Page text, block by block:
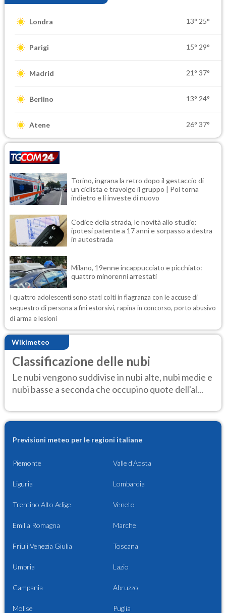
Londra 13° 25°
Parigi 15° 29°
Madrid 21° 37°
Berlino 13° 24°
Atene 26° 37°
Torino, ingrana la retro dopo il gestaccio di
un ciclista e travolge il gruppo | Poi torna
indietro e li investe di nuovo
Codice della strada, le novità allo studio:
ipotesi patente a 17 anni e sorpasso a destra
in autostrada
Milano, 19enne incappucciato e picchiato:
quattro minorenni arrestati
I quattro adolescenti sono stati colti in flagranza con le accuse di
sequestro di persona a fini estorsivi, rapina in concorso, porto abusivo
di arma e lesioni
Wikimeteo
Classificazione delle nubi
Le nubi vengono suddivise in nubi alte, nubi medie e
nubi basse a seconda che occupino quote dell'al...
Previsioni meteo per le regioni italiane
Piemonte Valle d'Aosta
Liguria Lombardia
Trentino Alto Adige Veneto
Emilia Romagna Marche
Friuli Venezia Giulia Toscana
Umbria Lazio
Campania Abruzzo
Molise Puglia